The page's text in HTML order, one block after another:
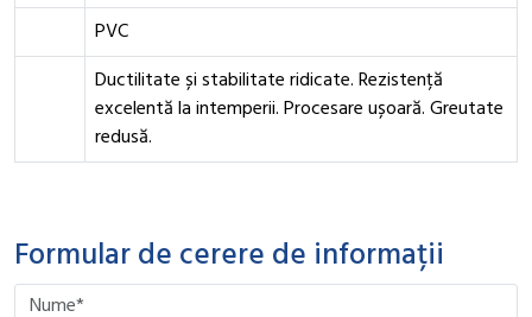
PVC
Ductilitate și stabilitate ridicate. Rezistență
excelentă la intemperii. Procesare ușoară. Greutate
redusă.
Formular de cerere de informații
Please leave this field empty.
Please leave this field empty.
Please leave this field empty.
Please leave this field empty.